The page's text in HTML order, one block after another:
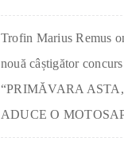
Trofin Marius Remus
nouă câștigător concurs
“PRIMĂVARA
ADUCE O